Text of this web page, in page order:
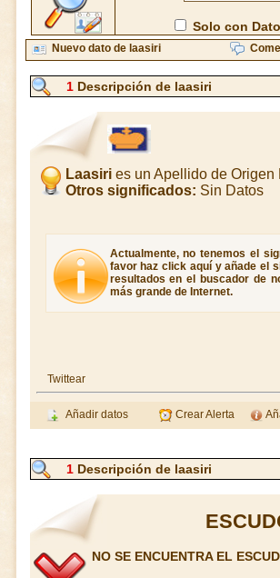
Solo con
Nuevo dato de laasiri
1 Descripción de laasiri
Laasiries un Apellido de Origen
Otros significados: Sin Datos
Actualmente, no tenemos el
favor haz click aquí y añade el
resultados en el buscador de
más grande de Internet.
Twittear
Añadir datos Crear Alerta
1 Descripción de laasiri
NO SE ENCUENTRA EL